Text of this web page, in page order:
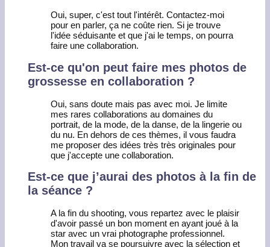
Oui, super, c'est tout l'intérêt. Contactez-moi
pour en parler, ça ne coûte rien. Si je trouve
l'idée séduisante et que j'ai le temps, on pourra
faire une collaboration.
Est-ce qu'on peut faire mes photos de
grossesse en collaboration ?
Oui, sans doute mais pas avec moi. Je limite
mes rares collaborations au domaines du
portrait, de la mode, de la danse, de la lingerie ou
du nu. En dehors de ces thèmes, il vous faudra
me proposer des idées très très originales pour
que j'accepte une collaboration.
Est-ce que j’aurai des photos à la fin de
la séance ?
A la fin du shooting, vous repartez avec le plaisir
d'avoir passé un bon moment en ayant joué à la
star avec un vrai photographe professionnel.
Mon travail va se poursuivre avec la sélection et